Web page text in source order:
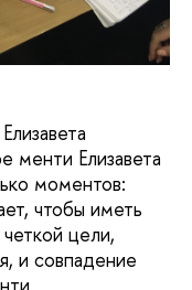
менти Елизавета
моментов:
чтобы иметь
цели,
и совпадение